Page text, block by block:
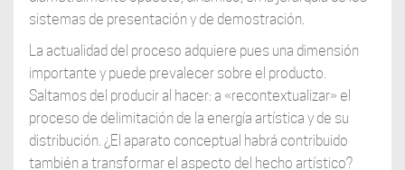
sistemas de presentación y de demostración.
La actualidad del proceso adquiere pues una dimensión
importante y puede prevalecer sobre el producto.
Saltamos del producir al hacer: a «recontextualizar» el
proceso de delimitación de la energía artística y de su
distribución. ¿El aparato conceptual habrá contribuido
también a transformar el aspecto del hecho artístico?